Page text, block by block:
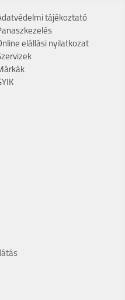
tájékoztató
elállási nyilatkozat